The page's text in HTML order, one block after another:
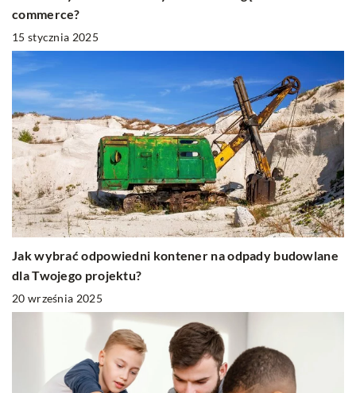
commerce?
15 stycznia 2025
Jak wybrać odpowiedni kontener na odpady budowlane
dla Twojego projektu?
20 września 2025